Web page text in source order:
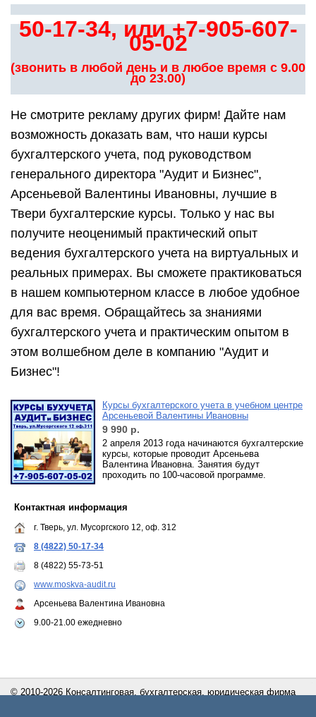
50-17-34, или +7-905-607-
05-02
(звонить в любой день и в любое время с 9.00
до 23.00)
Не смотрите рекламу других фирм! Дайте нам
возможность доказать вам, что наши курсы
бухгалтерского учета, под руководством
генерального директора "Аудит и Бизнес",
Арсеньевой Валентины Ивановны, лучшие в
Твери бухгалтерские курсы. Только у нас вы
получите неоценимый практический опыт
ведения бухгалтерского учета на виртуальных и
реальных примерах. Вы сможете практиковаться
в нашем компьютерном классе в любое удобное
для вас время. Обращайтесь за знаниями
бухгалтерского учета и практическим опытом в
этом волшебном деле в компанию "Аудит и
Бизнес"!
Курсы бухгалтерского учета в учебном центре
Арсеньевой Валентины Ивановны
9 990 р.
2 апреля 2013 года начинаются бухгалтерские
курсы, которые проводит Арсеньева
Валентина Ивановна. Занятия будут
проходить по 100-часовой программе.
Контактная информация
г. Тверь, ул. Мусоргского 12, оф. 312
8 (4822) 50-17-34
8 (4822) 55-73-51
www.moskva-audit.ru
Арсеньева Валентина Ивановна
9.00-21.00 ежедневно
© 2010-2026 Консалтинговая, бухгалтерская, юридическая фирма